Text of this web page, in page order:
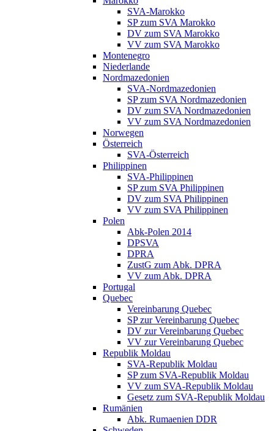
SVA-Marokko
SP zum SVA Marokko
DV zum SVA Marokko
VV zum SVA Marokko
Montenegro
Niederlande
Nordmazedonien
SVA-Nordmazedonien
SP zum SVA Nordmazedonien
DV zum SVA Nordmazedonien
VV zum SVA Nordmazedonien
Norwegen
Österreich
SVA-Österreich
Philippinen
SVA-Philippinen
SP zum SVA Philippinen
DV zum SVA Philippinen
VV zum SVA Philippinen
Polen
Abk-Polen 2014
DPSVA
DPRA
ZustG zum Abk. DPRA
VV zum Abk. DPRA
Portugal
Quebec
Vereinbarung Quebec
SP zur Vereinbarung Quebec
DV zur Vereinbarung Quebec
VV zur Vereinbarung Quebec
Republik Moldau
SVA-Republik Moldau
SP zum SVA-Republik Moldau
VV zum SVA-Republik Moldau
Gesetz zum SVA-Republik Moldau
Rumänien
Abk. Rumaenien DDR